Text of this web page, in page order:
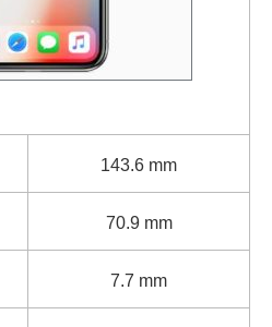
143.6 mm
70.9 mm
7.7 mm